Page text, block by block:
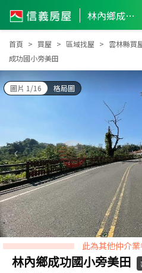
林內鄉成功國小旁美田
首頁 買屋 區域找屋 雲林縣買
成功國小旁美田
圖片 1/16 格局圖
此為其他仲介
林內鄉成功國小旁美田